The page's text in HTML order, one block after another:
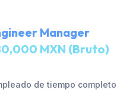
Manager
MXN (Bruto)
de tiempo completo